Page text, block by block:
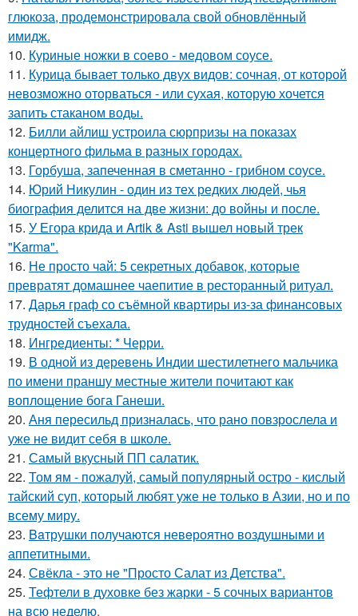
глюкоза, продемонстрировала свой обновлённый
имидж.
10. Куриные ножки в соево - медовом соусе.
11. Курица бывает только двух видов: сочная, от которой
невозможно оторваться - или сухая, которую хочется
запить стаканом воды.
12. Билли айлиш устроила сюрпризы на показах
концертного фильма в разных городах.
13. Горбуша, запеченная в сметанно - грибном соусе.
14. Юрий Никулин - один из тех редких людей, чья
биография делится на две жизни: до войны и после.
15. У Егора крида и Artik & Asti вышел новый трек
"Karma".
16. Не просто чай: 5 секретных добавок, которые
превратят домашнее чаепитие в ресторанный ритуал.
17. Дарья граф со съёмной квартиры из-за финансовых
трудностей съехала.
18. Ингредиенты: * Черри.
19. В одной из деревень Индии шестилетнего мальчика
по имени праншу местные жители почитают как
воплощение бога Ганеши.
20. Аня пересильд призналась, что рано повзрослела и
уже не видит себя в школе.
21. Самый вкусный ПП салатик.
22. Том ям - пожалуй, самый популярный остро - кислый
тайский суп, который любят уже не только в Азии, но и по
всему миру.
23. Baтрушки получаются невeроятнo воздушными и
аппетитными.
24. Свёкла - это не "Просто Салат из Детства".
25. Тефтели в духовке без жарки - 5 сочных вариантов
на всю неделю.